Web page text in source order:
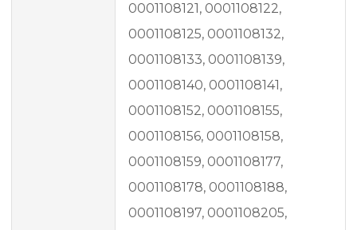
0001108121, 0001108122,
0001108125, 0001108132,
0001108133, 0001108139,
0001108140, 0001108141,
0001108152, 0001108155,
0001108156, 0001108158,
0001108159, 0001108177,
0001108178, 0001108188,
0001108197, 0001108205,